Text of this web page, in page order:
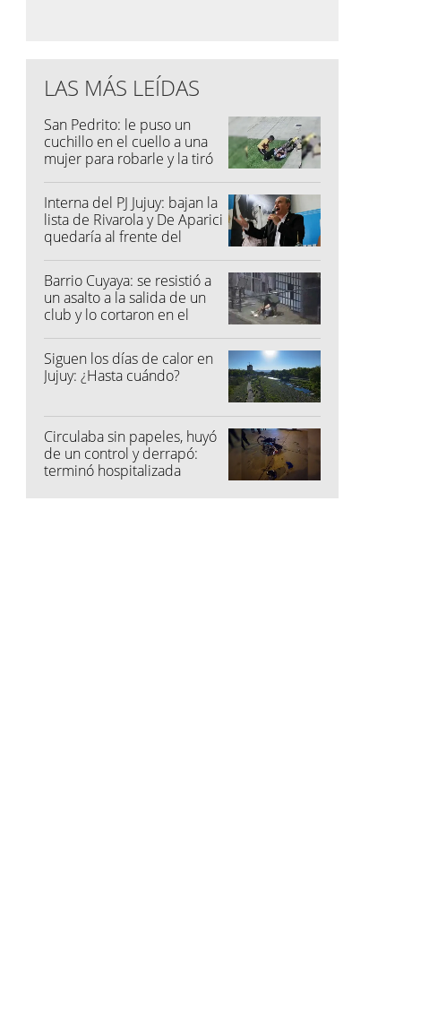
LAS MÁS LEÍDAS
San Pedrito: le puso un
cuchillo en el cuello a una
mujer para robarle y la tiró
Interna del PJ Jujuy: bajan la
lista de Rivarola y De Aparici
quedaría al frente del
Barrio Cuyaya: se resistió a
un asalto a la salida de un
club y lo cortaron en el
Siguen los días de calor en
Jujuy: ¿Hasta cuándo?
Circulaba sin papeles, huyó
de un control y derrapó:
terminó hospitalizada